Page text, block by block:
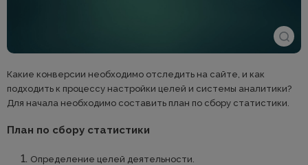
Какие конверсии необходимо отследить на сайте, и как
подходить к процессу настройки целей и системы аналитики?
Для начала необходимо составить план по сбору статистики.
План по сбору статистики
Определение целей деятельности.